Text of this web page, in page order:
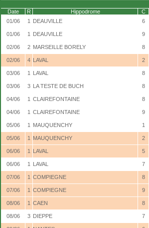
Date
R Hippodrome C
01/06
1 DEAUVILLE 6
01/06 1 DEAUVILLE 9
02/06 2 MARSEILLE BORELY 8
02/06 4 LAVAL 2
03/06 1 LAVAL 8
03/06 3 LA TESTE DE BUCH 8
04/06 1 CLAIREFONTAINE 8
04/06 1 CLAIREFONTAINE 9
05/06 1 MAUQUENCHY 1
05/06 1 MAUQUENCHY 2
06/06 1 LAVAL 5
06/06 1 LAVAL 7
07/06 1 COMPIEGNE 8
07/06 1 COMPIEGNE 9
08/06 1 CAEN 8
08/06 3 DIEPPE 7